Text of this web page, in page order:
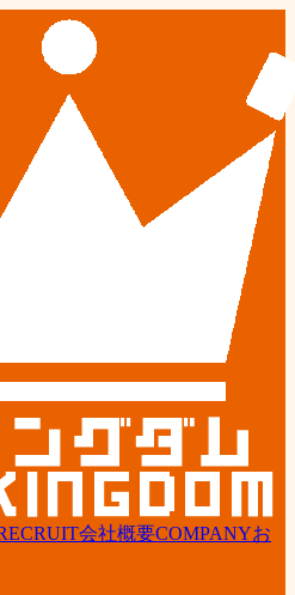
会社概要COMPANYお